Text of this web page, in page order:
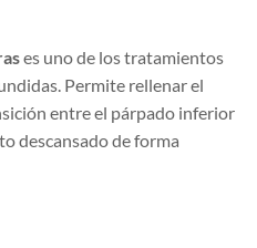
es uno de los tratamientos
Permite rellenar el
entre el párpado inferior
descansado de forma